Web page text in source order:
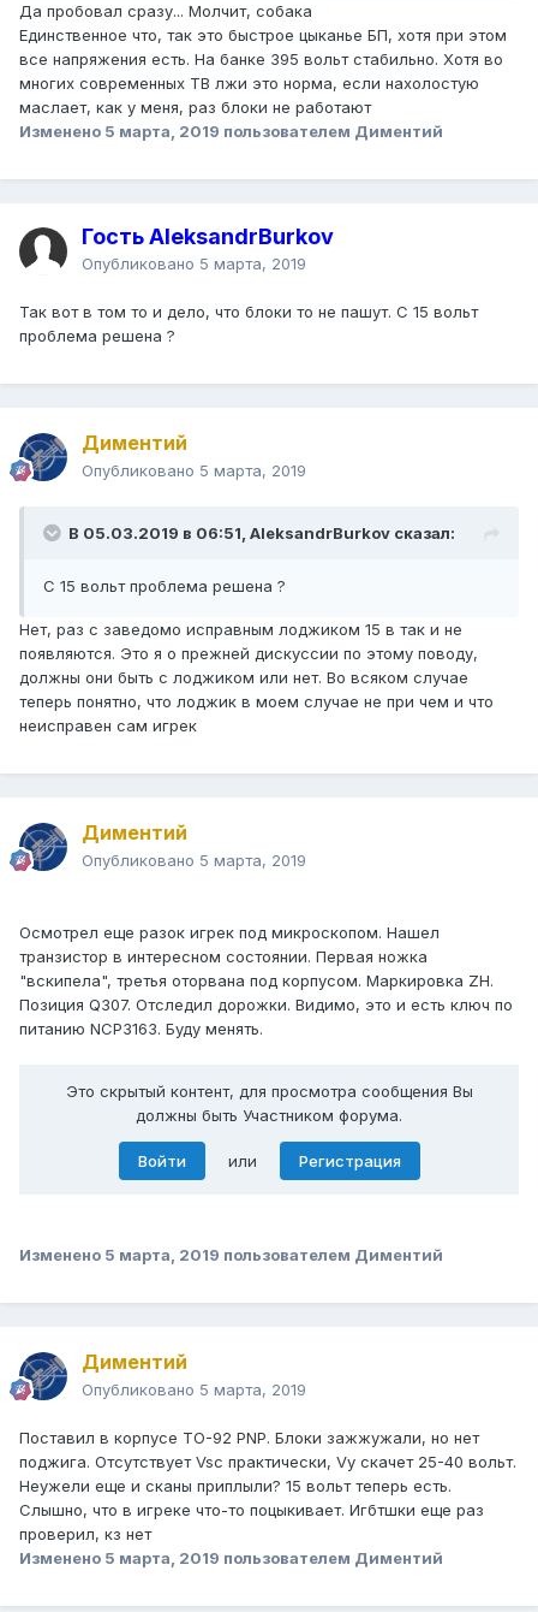
Да пробовал сразу... Молчит, собака
Единственное что, так это быстрое цыканье БП, хотя при этом
все напряжения есть. На банке 395 вольт стабильно. Хотя во
многих современных ТВ лжи это норма, если нахолостую
маслает, как у меня, раз блоки не работают
Изменено 5 марта, 2019 пользователем Диментий
Гость AleksandrBurkov
Опубликовано 5 марта, 2019
Так вот в том то и дело, что блоки то не пашут. С 15 вольт
проблема решена ?
Диментий
Опубликовано 5 марта, 2019
В 05.03.2019 в 06:51, AleksandrBurkov сказал:
С 15 вольт проблема решена ?
Нет, раз с заведомо исправным лоджиком 15 в так и не
появляются. Это я о прежней дискуссии по этому поводу,
должны они быть с лоджиком или нет. Во всяком случае
теперь понятно, что лоджик в моем случае не при чем и что
неисправен сам игрек
Диментий
Опубликовано 5 марта, 2019
Осмотрел еще разок игрек под микроскопом. Нашел
транзистор в интересном состоянии. Первая ножка
"вскипела", третья оторвана под корпусом. Маркировка ZH.
Позиция Q307. Отследил дорожки. Видимо, это и есть ключ по
питанию NCP3163. Буду менять.
Это скрытый контент, для просмотра сообщения Вы
должны быть Участником форума.
Войти или Регистрация
Изменено 5 марта, 2019 пользователем Диментий
Диментий
Опубликовано 5 марта, 2019
Поставил в корпусе ТО-92 PNP. Блоки зажжужали, но нет
поджига. Отсутствует Vsc практически, Vy скачет 25-40 вольт.
Неужели еще и сканы приплыли? 15 вольт теперь есть.
Слышно, что в игреке что-то поцыкивает. Игбтшки еще раз
проверил, кз нет
Изменено 5 марта, 2019 пользователем Диментий